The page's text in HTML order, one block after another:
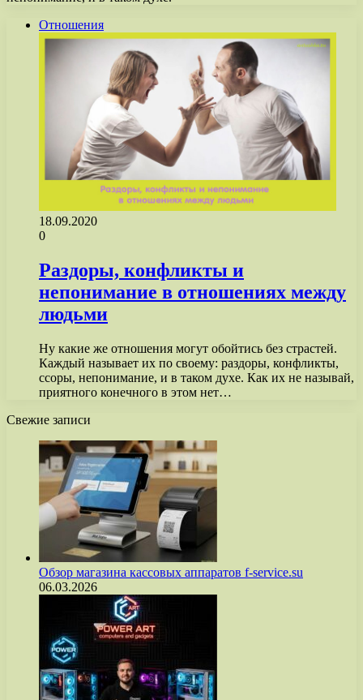
Отношения
18.09.2020
0
Раздоры, конфликты и
непонимание в отношениях между
людьми
Ну какие же отношения могут обойтись без страстей.
Каждый называет их по своему: раздоры, конфликты,
ссоры, непонимание, и в таком духе. Как их не называй,
приятного конечного в этом нет…
Свежие записи
Обзор магазина кассовых аппаратов f-service.su
06.03.2026